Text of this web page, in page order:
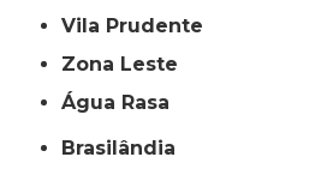
Vila Prudente
Zona Leste
Água Rasa
Brasilândia